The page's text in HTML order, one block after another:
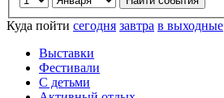
Куда пойти сегодня завтра в выходные
Выставки
Фестивали
С детьми